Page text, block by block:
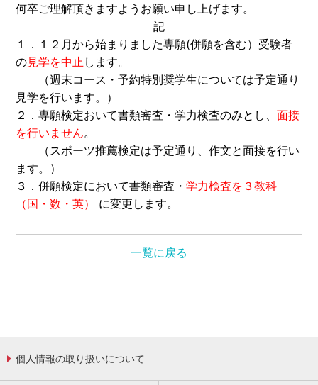
何卒ご理解頂きますようお願い申し上げます。
記
１．１２月から始まりました専願(併願を含む）受験者
の見学を中止 します。
（週末コース・予約特別奨学生については予定通り
見学を行います。）
２．専願検定おいて書類審査・学力検査のみとし、面接
を行いません。
（スポーツ推薦検定は予定通り、作文と面接を行い
ます。）
３．併願検定において書類審査・学力検査を３教科
（国・数・英）
に変更します。
一覧に戻る
個人情報の取り扱いについて